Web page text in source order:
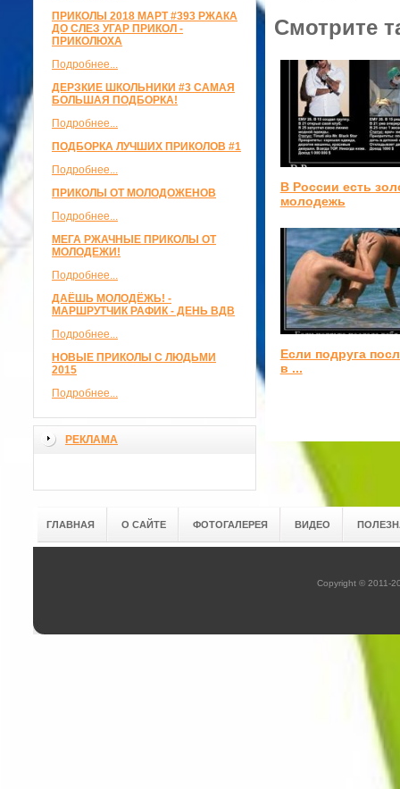
ПРИКОЛЫ 2018 МАРТ #393 РЖАКА
ДО СЛЕЗ УГАР ПРИКОЛ -
ПРИКОЛЮХА
Подробнее...
ДЕРЗКИЕ ШКОЛЬНИКИ #3 САМАЯ
БОЛЬШАЯ ПОДБОРКА!
Подробнее...
ПОДБОРКА ЛУЧШИХ ПРИКОЛОВ #1
Подробнее...
ПРИКОЛЫ ОТ МОЛОДОЖЕНОВ
Подробнее...
МЕГА РЖАЧНЫЕ ПРИКОЛЫ ОТ
МОЛОДЕЖИ!
Подробнее...
ДАЁШЬ МОЛОДЁЖЬ! -
МАРШРУТЧИК РАФИК - ДЕНЬ ВДВ
Подробнее...
НОВЫЕ ПРИКОЛЫ С ЛЮДЬМИ
2015
Подробнее...
РЕКЛАМА
Смотрите
В России есть
молодежь
Если подруга
в ...
ГЛАВНАЯ О САЙТЕ ФОТОГАЛЕРЕЯ ВИДЕО
Copyright © 2011-